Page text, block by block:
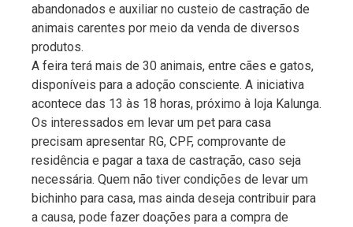
abandonados e auxiliar no custeio de castração de
animais carentes por meio da venda de diversos
produtos.
A feira terá mais de 30 animais, entre cães e gatos,
disponíveis para a adoção consciente. A iniciativa
acontece das 13 às 18 horas, próximo à loja Kalunga.
Os interessados em levar um pet para casa
precisam apresentar RG, CPF, comprovante de
residência e pagar a taxa de castração, caso seja
necessária. Quem não tiver condições de levar um
bichinho para casa, mas ainda deseja contribuir para
a causa, pode fazer doações para a compra de